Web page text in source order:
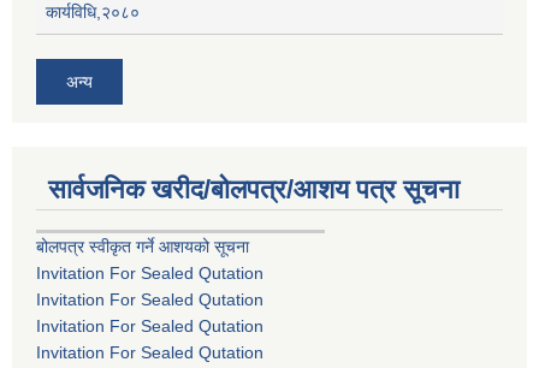
कार्यविधि,२०८०
अन्य
सार्वजनिक खरीद/बोलपत्र/आशय पत्र सूचना
बोलपत्र स्वीकृत गर्ने आशयको सूचना
Invitation For Sealed Qutation
Invitation For Sealed Qutation
Invitation For Sealed Qutation
Invitation For Sealed Qutation